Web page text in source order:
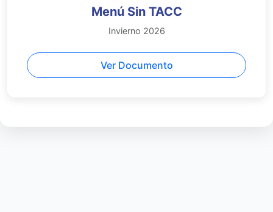
Menú Sin TACC
Invierno 2026
Ver Documento